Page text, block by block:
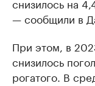
— сообщили в
При этом, в
снизилось
рогатого. В